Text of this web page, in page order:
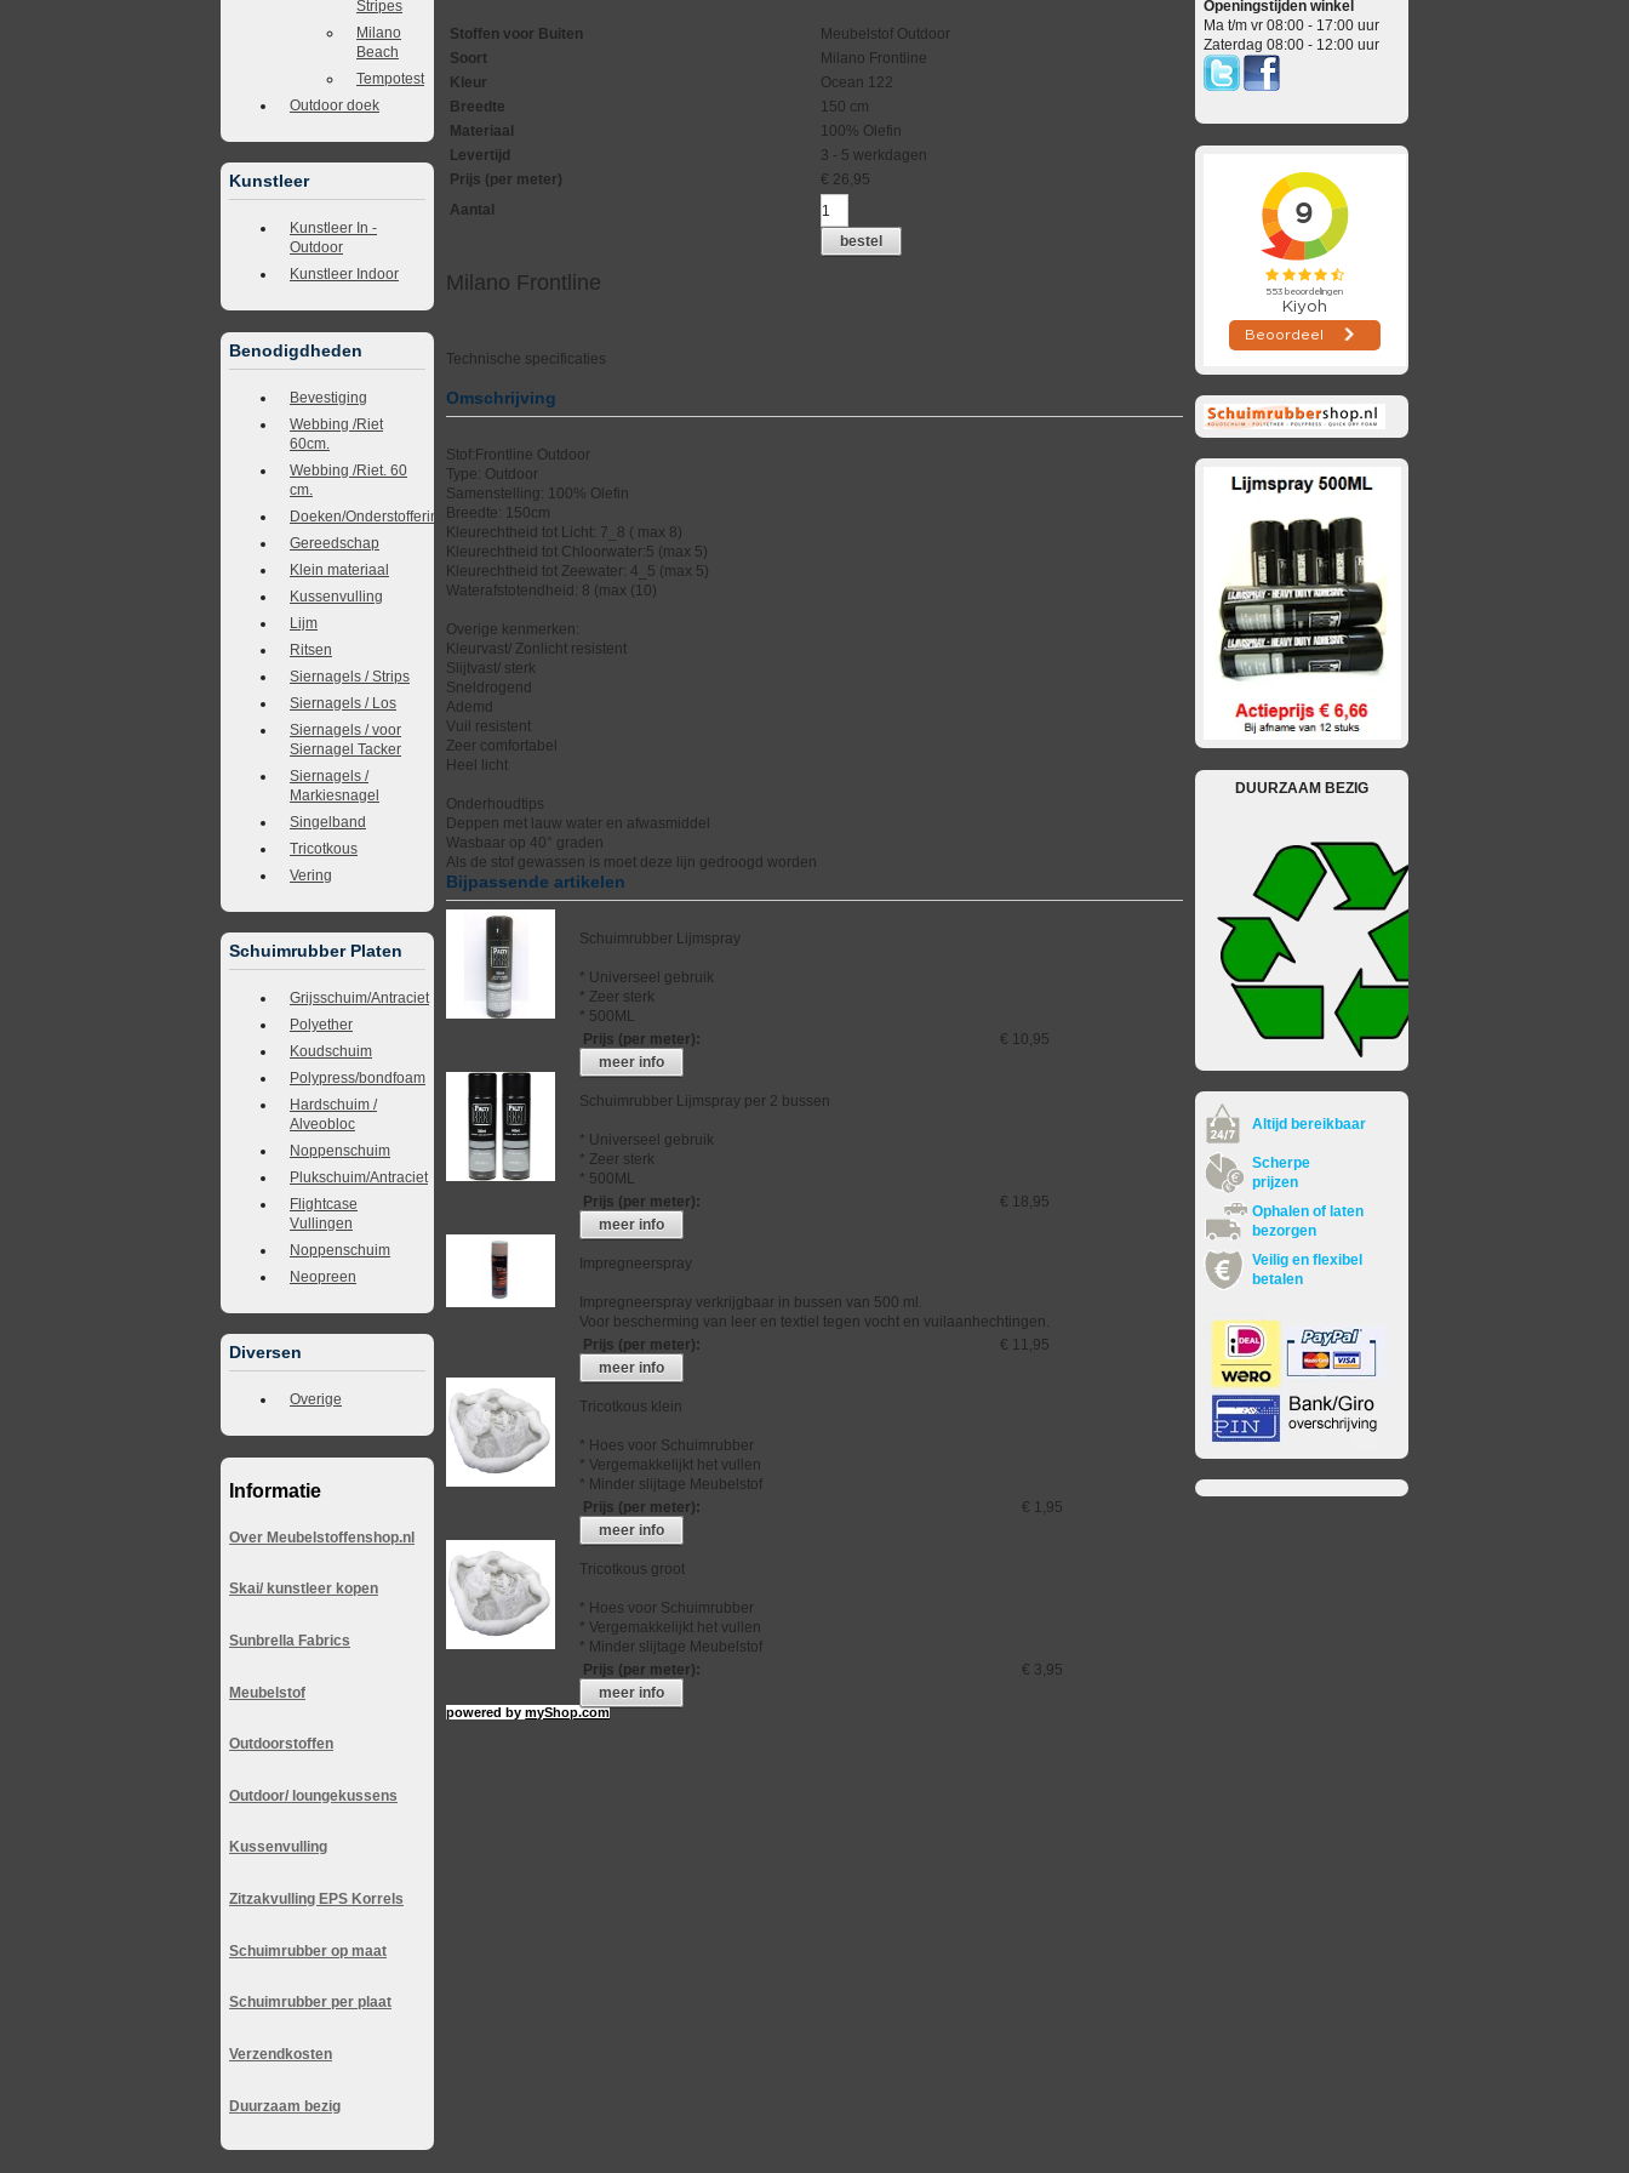
Stripes
Milano
Beach
Tempotest
Outdoor doek
Kunstleer
Kunstleer In -
Outdoor
Kunstleer Indoor
Benodigdheden
Bevestiging
Webbing /Riet
60cm.
Webbing /Riet. 60
cm.
Doeken/Onderstoffering
Gereedschap
Klein materiaal
Kussenvulling
Lijm
Ritsen
Siernagels / Strips
Siernagels / Los
Siernagels / voor
Siernagel Tacker
Siernagels /
Markiesnagel
Singelband
Tricotkous
Vering
Schuimrubber Platen
Grijsschuim/Antraciet
Polyether
Koudschuim
Polypress/bondfoam
Hardschuim /
Alveobloc
Noppenschuim
Plukschuim/Antraciet
Flightcase
Vullingen
Noppenschuim
Neopreen
Diversen
Overige
Informatie
Over Meubelstoffenshop.nl
Skai/ kunstleer kopen
Sunbrella Fabrics
Meubelstof
Outdoorstoffen
Outdoor/ loungekussens
Kussenvulling
Zitzakvulling EPS Korrels
Schuimrubber op maat
Schuimrubber per plaat
Verzendkosten
Duurzaam bezig
Stoffen voor Buiten
Meubelstof Outdoor
Soort
Milano Frontline
Kleur
Ocean 122
Breedte
150 cm
Materiaal
100% Olefin
Levertijd
3 - 5 werkdagen
Prijs (per meter)
€ 26,95
Aantal
bestel
Milano Frontline
Technische specificaties
Omschrijving
Stof:Frontline Outdoor
Type: Outdoor
Samenstelling: 100% Olefin
Breedte: 150cm
Kleurechtheid tot Licht: 7_8 ( max 8)
Kleurechtheid tot Chloorwater:5 (max 5)
Kleurechtheid tot Zeewater: 4_5 (max 5)
Waterafstotendheid: 8 (max (10)
Overige kenmerken:
Kleurvast/ Zonlicht resistent
Slijtvast/ sterk
Sneldrogend
Ademd
Vuil resistent
Zeer comfortabel
Heel licht
Onderhoudtips
Deppen met lauw water en afwasmiddel
Wasbaar op 40° graden
Als de stof gewassen is moet deze lijn gedroogd worden
Bijpassende artikelen
Schuimrubber Lijmspray
* Universeel gebruik
* Zeer sterk
* 500ML
Prijs (per meter):
€ 10,95
meer info
Schuimrubber Lijmspray per 2 bussen
* Universeel gebruik
* Zeer sterk
* 500ML
Prijs (per meter):
€ 18,95
meer info
Impregneerspray
Impregneerspray verkrijgbaar in bussen van 500 ml.
Voor bescherming van leer en textiel tegen vocht en vuilaanhechtingen.
Prijs (per meter):
€ 11,95
meer info
Tricotkous klein
* Hoes voor Schuimrubber
* Vergemakkelijkt het vullen
* Minder slijtage Meubelstof
Prijs (per meter):
€ 1,95
meer info
Tricotkous groot
* Hoes voor Schuimrubber
* Vergemakkelijkt het vullen
* Minder slijtage Meubelstof
Prijs (per meter):
€ 3,95
meer info
powered bymyShop.com
Openingstijden winkel
Ma t/m vr 08:00 - 17:00 uur
Zaterdag 08:00 - 12:00 uur
DUURZAAM BEZIG
Altijd bereikbaar
Scherpe
prijzen
Ophalen of laten
bezorgen
Veilig en flexibel
betalen